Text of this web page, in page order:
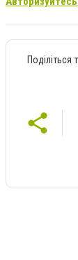
Поділіться